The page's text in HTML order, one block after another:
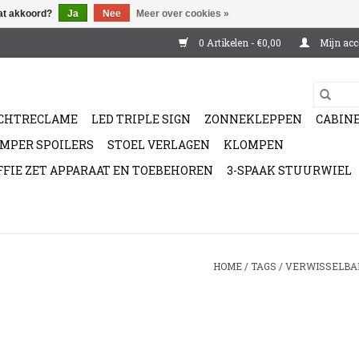
0 Artikelen - €0,00 Mijn
LED TRIPLE SIGN ZONNEKLEPPEN
SPOILERS STOEL VERLAGEN
KLOMPEN
ZET APPARAAT EN TOEBEHOREN
3-SPAAK STUURWIEL
HOME /TAGS /
akkoord? Ja Nee Meer over cookies »